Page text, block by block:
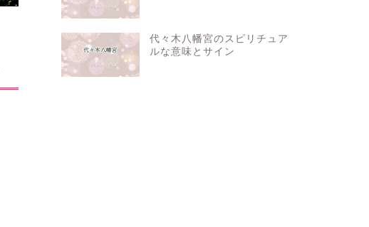
代々木八幡宮のスピリチュア
ルな意味とサイン